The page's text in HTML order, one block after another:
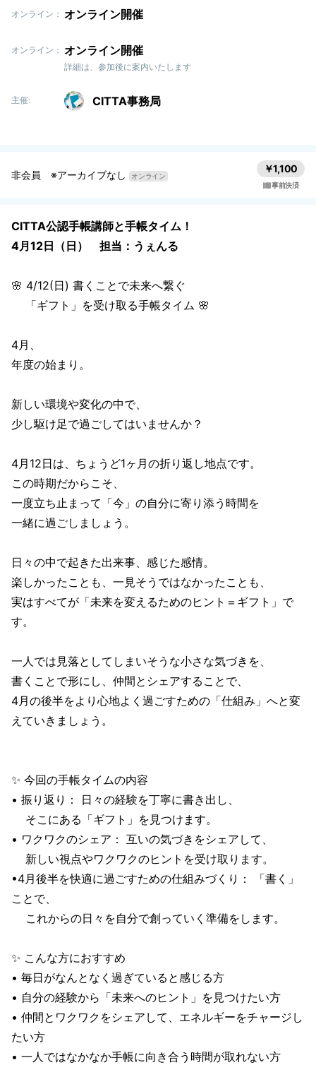
オンライン： オンライン開催
オンライン： オンライン開催
詳細は、参加後に案内いたします
主催: CITTA事務局
非会員 ※アーカイブなし オンライン
￥1,100
事前決済
CITTA公認手帳講師と手帳タイム！
4月12日（日） 担当：うぇんる
🌸 4/12(日) 書くことで未来へ繋ぐ
「ギフト」を受け取る手帳タイム 🌸
4月、
年度の始まり。
新しい環境や変化の中で、
少し駆け足で過ごしてはいませんか？
4月12日は、ちょうど1ヶ月の折り返し地点です。
この時期だからこそ、
一度立ち止まって「今」の自分に寄り添う時間を
一緒に過ごしましょう。
日々の中で起きた出来事、感じた感情。
楽しかったことも、一見そうではなかったことも、
実はすべてが「未来を変えるためのヒント＝ギフト」で
す。
一人では見落としてしまいそうな小さな気づきを、
書くことで形にし、仲間とシェアすることで、
4月の後半をより心地よく過ごすための「仕組み」へと変
えていきましょう。
✨ 今回の手帳タイムの内容
• 振り返り： 日々の経験を丁寧に書き出し、
そこにある「ギフト」を見つけます。
• ワクワクのシェア： 互いの気づきをシェアして、
新しい視点やワクワクのヒントを受け取ります。
•4月後半を快適に過ごすための仕組みづくり： 「書く」
ことで、
これからの日々を自分で創っていく準備をします。
✨ こんな方におすすめ
• 毎日がなんとなく過ぎていると感じる方
• 自分の経験から「未来へのヒント」を見つけたい方
• 仲間とワクワクをシェアして、エネルギーをチャージし
たい方
• 一人ではなかなか手帳に向き合う時間が取れない方